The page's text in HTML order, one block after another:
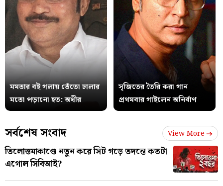
মমতার বই গলায় তেঁতো ঢালার
মতো পড়ানো হত: অধীর
সৃজিতের তৈরি করা গান
প্রথমবার গাইলেন অনির্বাণ
সর্বশেষ সংবাদ View More
তিলোত্তমাকাণ্ডে নতুন করে সিট গড়ে তদন্তে কতটা
এগোল সিবিআই?